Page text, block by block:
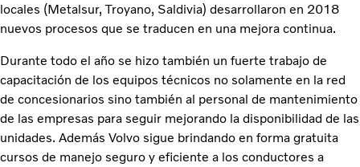
locales (Metalsur, Troyano, Saldivia) desarrollaron en 2018
nuevos procesos que se traducen en una mejora continua.
Durante todo el año se hizo también un fuerte trabajo de
capacitación de los equipos técnicos no solamente en la red
de concesionarios sino también al personal de mantenimiento
de las empresas para seguir mejorando la disponibilidad de las
unidades. Además Volvo sigue brindando en forma gratuita
cursos de manejo seguro y eficiente a los conductores a